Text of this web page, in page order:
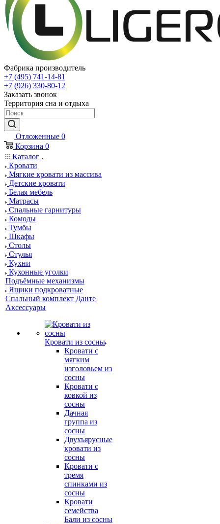
Фабрика производитель
+7 (495) 741-14-81
+7 (926) 330-80-12
Заказать звонок
Территория сна и отдыха
Отложенные 0
Корзина 0
Каталог
Кровати
Мягкие кровати из массива
Детские кровати
Белая мебель
Матрасы
Спальные гарнитуры
Комоды
Тумбы
Шкафы
Столы
Стулья
Кухни
Кухонные уголки
Подъёмные механизмы
Ящики подкроватные
Спальный комплект Данте
Аксессуары
Кровати из сосны
Кровати с
мягким
изголовьем из
сосны
Кровати с
ковкой из
сосны
Дачная
группа из
сосны
Двухъярусные
кровати из
сосны
Кровати с
тремя
спинками из
сосны
Кровати
семейства
Бали из сосны